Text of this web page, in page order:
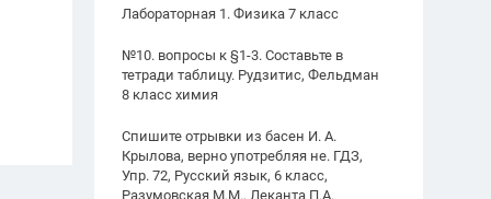
Лабораторная 1. Физика 7 класс
№10. вопросы к §1-3. Составьте в
тетради таблицу. Рудзитис, Фельдман
8 класс химия
Спишите отрывки из басен И. А.
Крылова, верно употребляя не. ГДЗ,
Упр. 72, Русский язык, 6 класс,
Разумовская М.М., Леканта П.А.